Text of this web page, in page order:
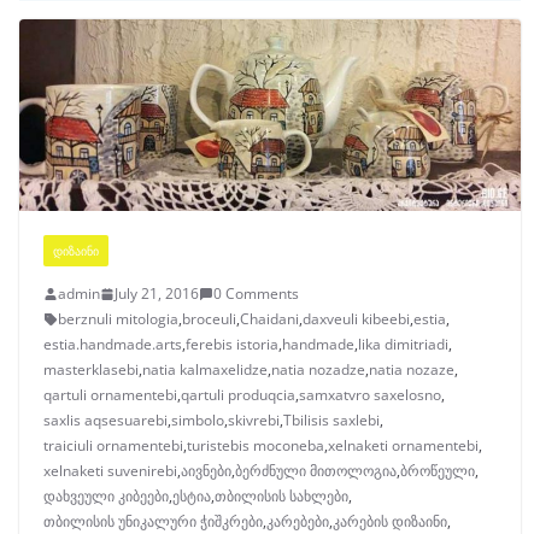
ᲓᲘᲖᲐᲘᲜᲘ
admin July 21, 2016
0 Comments
berznuli mitologia,broceuli,Chaidani,daxveuli kibeebi,estia,
estia.handmade.arts,ferebis istoria,handmade,lika dimitriadi,
masterklasebi,natia kalmaxelidze,natia nozadze,natia nozaze,
qartuli ornamentebi,qartuli produqcia,samxatvro saxelosno,
saxlis aqsesuarebi,simbolo,skivrebi,Tbilisis saxlebi,
traiciuli ornamentebi,turistebis moconeba,xelnaketi ornamentebi,
xelnaketi suvenirebi,აივნები,ბერძნული მითოლოგია,ბროწეული,
დახვეული კიბეები,ესტია,თბილისის სახლები,
თბილისის უნიკალური ჭიშკრები,კარებები,კარების დიზაინი,